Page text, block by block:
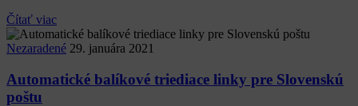
Čítať viac
Nezaradené 29. januára 2021
Automatické balíkové triediace linky pre Slovenskú
poštu